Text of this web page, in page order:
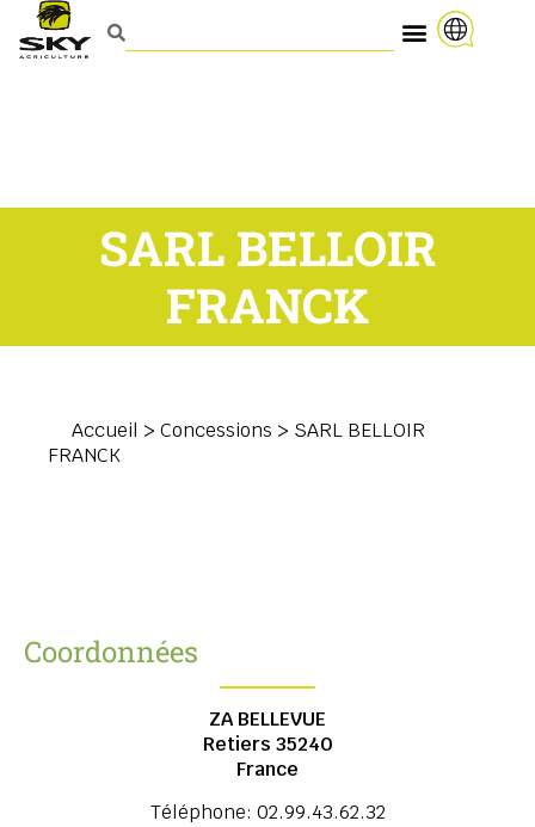
SARL BELLOIR
FRANCK
Accueil > Concessions > SARL BELLOIR
FRANCK
Coordonnées
ZA BELLEVUE
Retiers 35240
France
Téléphone: 02.99.43.62.32